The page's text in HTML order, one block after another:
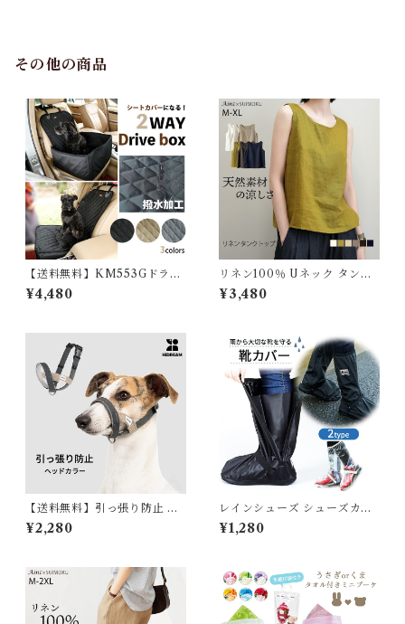
その他の商品
【送料無料】KM553Gドライ
ブボックス ペット 中型犬 小型
犬 車用 ペットシート ドライブ
¥4,480
リネン100％ Uネック タンク
トップ ノースリーブ トップス
レディース 胸二重 リネン 麻
ナチュラル ゆったり M L XL
562482537 スイモク【水沐良
品】
¥3,480
【送料無料】引っ張り防止 ヘ
ッドカラー ジェントルリーダ
ー S M L XL 小型犬 中型犬 大
ントロール 散歩 便利アイテム
トレーニンググッズ 安全 安心
おしゃれ【HiDREAM】【H
D029013】
¥2,280
レインシューズ シューズカバ
ー 防水 雨 反射素材 雨の日も
散歩 濡れない 雨具 男女兼用
インブーツ ブーツカバー くつ
通学 通勤 梅雨 犬のお散歩雨対
策 防水シューズカバー キャン
プ G202
¥1,280